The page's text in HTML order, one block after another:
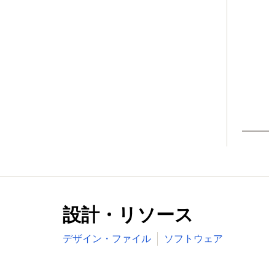
設計・リソース
デザイン・ファイル ソフトウェア